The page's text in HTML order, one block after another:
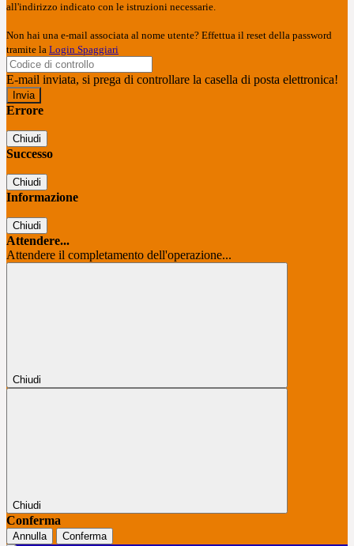
all'indirizzo indicato con le istruzioni necessarie.
Non hai una e-mail associata al nome utente? Effettua il reset della password
tramite la Login Spaggiari
E-mail inviata, si prega di controllare la casella di posta elettronica!
Errore
Chiudi
Successo
Chiudi
Informazione
Chiudi
Attendere...
Attendere il completamento dell'operazione...
Chiudi
Chiudi
Conferma
Annulla Conferma